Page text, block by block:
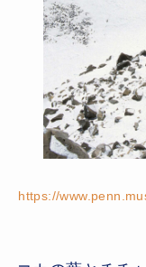
https://